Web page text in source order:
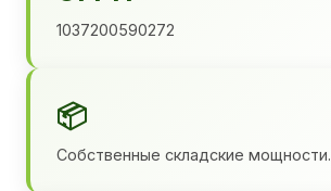
1037200590272
📦
Собственные складские мощности.